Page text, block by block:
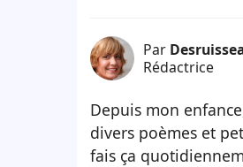
Par
Rédactrice
Depuis mon
divers poèmes et
fais ça